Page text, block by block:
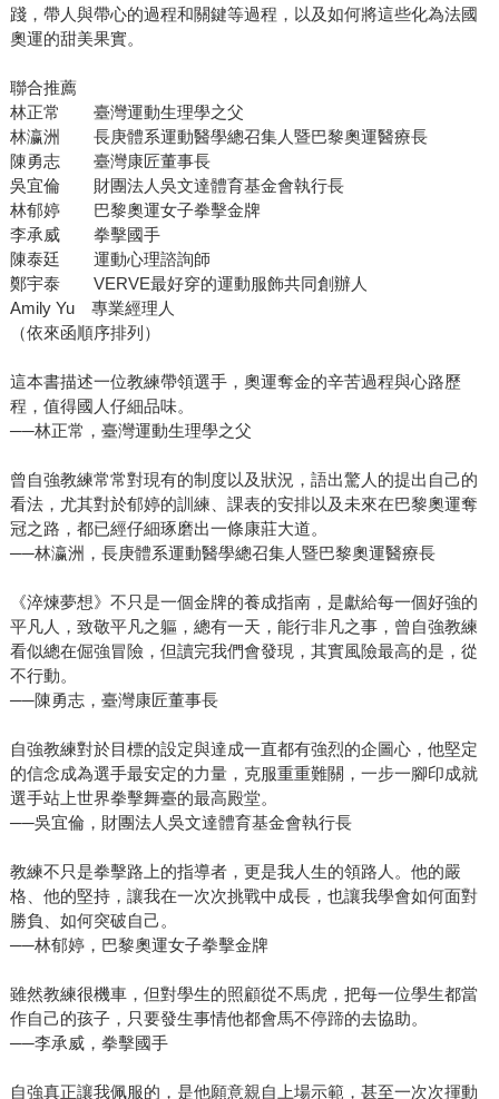
踐，帶人與帶心的過程和關鍵等過程，以及如何將這些化為法國
奧運的甜美果實。
聯合推薦
林正常 臺灣運動生理學之父
林瀛洲 長庚體系運動醫學總召集人暨巴黎奧運醫療長
陳勇志 臺灣康匠董事長
吳宜倫 財團法人吳文達體育基金會執行長
林郁婷 巴黎奧運女子拳擊金牌
李承威 拳擊國手
陳泰廷 運動心理諮詢師
鄭宇泰 VERVE最好穿的運動服飾共同創辦人
Amily Yu 專業經理人
（依來函順序排列）
這本書描述一位教練帶領選手，奧運奪金的辛苦過程與心路歷
程，值得國人仔細品味。
──林正常，臺灣運動生理學之父
曾自強教練常常對現有的制度以及狀況，語出驚人的提出自己的
看法，尤其對於郁婷的訓練、課表的安排以及未來在巴黎奧運奪
冠之路，都已經仔細琢磨出一條康莊大道。
──林瀛洲，長庚體系運動醫學總召集人暨巴黎奧運醫療長
《淬煉夢想》不只是一個金牌的養成指南，是獻給每一個好強的
平凡人，致敬平凡之軀，總有一天，能行非凡之事，曾自強教練
看似總在倔強冒險，但讀完我們會發現，其實風險最高的是，從
不行動。
──陳勇志，臺灣康匠董事長
自強教練對於目標的設定與達成一直都有強烈的企圖心，他堅定
的信念成為選手最安定的力量，克服重重難關，一步一腳印成就
選手站上世界拳擊舞臺的最高殿堂。
──吳宜倫，財團法人吳文達體育基金會執行長
教練不只是拳擊路上的指導者，更是我人生的領路人。他的嚴
格、他的堅持，讓我在一次次挑戰中成長，也讓我學會如何面對
勝負、如何突破自己。
──林郁婷，巴黎奧運女子拳擊金牌
雖然教練很機車，但對學生的照顧從不馬虎，把每一位學生都當
作自己的孩子，只要發生事情他都會馬不停蹄的去協助。
──李承威，拳擊國手
自強真正讓我佩服的，是他願意親自上場示範，甚至一次次揮動